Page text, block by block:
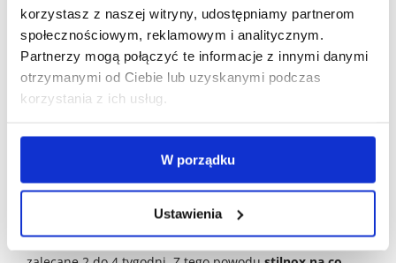
korzystasz z naszej witryny, udostępniamy partnerom
społecznościowym, reklamowym i analitycznym.
Partnerzy mogą połączyć te informacje z innymi danymi
otrzymanymi od Ciebie lub uzyskanymi podczas
korzystania z ich usług.
W porządku
Ustawienia
Zanim lekarz wystawistilnox e-recepta, musi upewnić
się, że pacjent nie znajduje się w grupie ryzyka, dla której
zolpidem mógłby być niebezpieczny. Wiedza o tym,czy
stilnox uzależnia, jest fundamentem odpowiedzialnego
leczenia zaburzeń snu.
Ryzyko stosowania leku: Czy Stilnox
uzależnia przy długim braniu?
To najważniejsze pytanie dla każdego pacjenta:czy
? Niestety, podobnie jak inne leki
nasenne, Stilnox może prowadzić do uzależnienia
fizycznego i psychicznego, jeśli jest stosowany dłużej niż